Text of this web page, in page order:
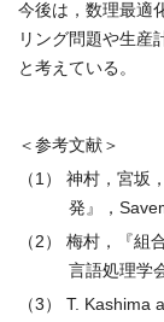
今後は，数理最適
リング問題や生産
と考えている。
＜参考文献＞
（1） 神村，宮坂
発』，
（2） 梅村，『組
言語処理学
（3） T.